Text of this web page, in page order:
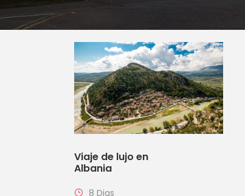
Viaje de lujo en
Albania
8 Dias